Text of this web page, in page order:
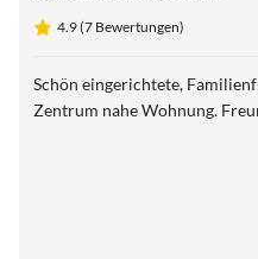
4.9 (7 Bewertungen)
Schön eingerichtete,
Zentrum nahe Wohnung.